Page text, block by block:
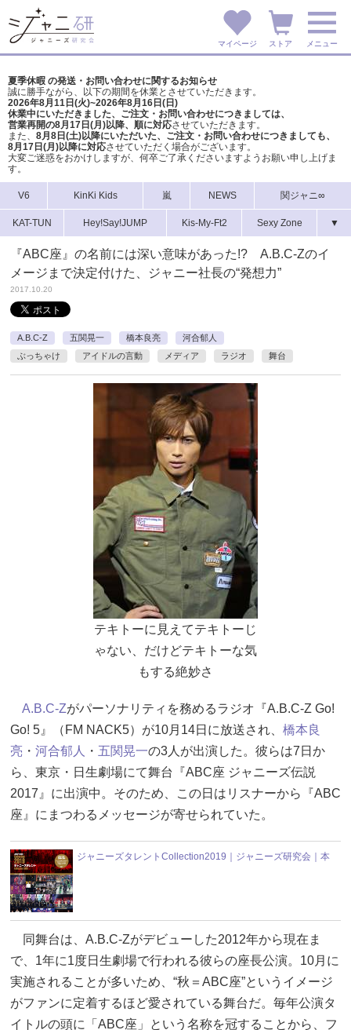
マイページ ストア メニュー
夏季休暇 の発送・お問い合わせに関するお知らせ
誠に勝手ながら、以下の期間を休業とさせていただきます。
2026年8月11日(火)~2026年8月16日(日)
休業中にいただきました、ご注文・お問い合わせにつきましては、
営業再開の8月17日(月)以降、順に対応させていただきます。
また、 8月8日(土)以降にいただいた、ご注文・ お問い合わせにつきましても、
8月17日(月)以降に対応させていただく場合がございます。
大変ご迷惑をおかけしますが、 何卒ご了承くださいますようお願い申し上げま
す。
V6 KinKi Kids 嵐 NEWS 関ジャニ∞
KAT-TUN Hey!Say!JUMP Kis-My-Ft2 Sexy Zone ▼
『ABC座』の名前には深い意味があった!? A.B.C-Zのイ
メージまで決定付けた、ジャニー社長の“発想力”
2017.10.20
A.B.C-Z 五関晃一 橋本良亮
河合郁人
ぶっちゃけ
アイドルの言動 メディア ラジオ 舞台
テキトーに見えてテキトーじ
ゃない、だけどテキトーな気
もする絶妙さ
A.B.C-Zがパーソナリティを務めるラジオ『A.B.C-Z Go!
Go! 5』（FM NACK5）が10月14日に放送され、 橋本良
亮 ・ 河合郁人 ・ 五関晃一の3人が出演した。彼らは7日か
ら、東京・日生劇場にて舞台『ABC座 ジャニーズ伝説
2017』に出演中。そのため、この日はリスナーから『ABC
座』にまつわるメッセージが寄せられていた。
ジャニーズタレントCollection2019｜ジャニーズ研究会｜本
同舞台は、A.B.C-Zがデビューした2012年から現在ま
で、1年に1度日生劇場で行われる彼らの座長公演。10月に
実施されることが多いため、“秋＝ABC座”というイメージ
がファンに定着するほど愛されている舞台だ。毎年公演タ
イトルの頭に「ABC座」という名称を冠することから、フ